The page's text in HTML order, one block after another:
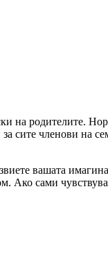
на родителите.
сите членови на
вашата
Ако сами